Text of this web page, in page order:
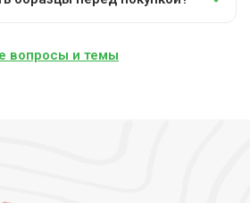
вопросы и темы